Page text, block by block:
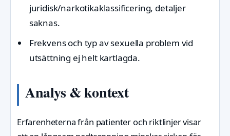
juridisk/narkotikaklassificering, detaljer
saknas.
Frekvens och typ av sexuella problem vid
utsättning ej helt kartlagda.
Analys & kontext
Erfarenheterna från patienter och riktlinjer visar